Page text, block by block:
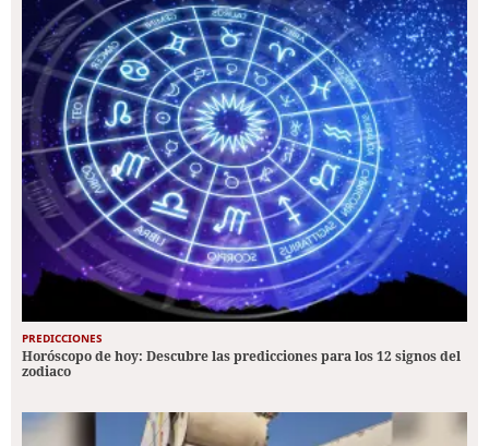
PREDICCIONES
Horóscopo de hoy: Descubre las predicciones para los 12 signos del
zodiaco